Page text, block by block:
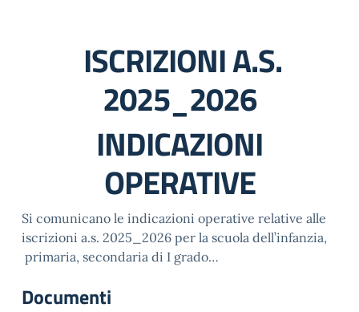
ISCRIZIONI A.S.
2025_2026
INDICAZIONI
OPERATIVE
Si comunicano le indicazioni operative relative alle
iscrizioni a.s. 2025_2026 per la scuola dell’infanzia,
primaria, secondaria di I grado…
Documenti